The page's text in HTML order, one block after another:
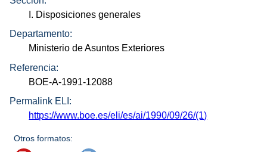
I. Disposiciones generales
Departamento:
Ministerio de Asuntos Exteriores
Referencia:
BOE-A-1991-12088
Permalink ELI:
https://www.boe.es/eli/es/ai/1990/09/26/(1)
Otros formatos: